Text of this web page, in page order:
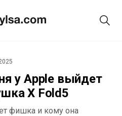
у Apple выйдет
X Fold5
фишка и кому она